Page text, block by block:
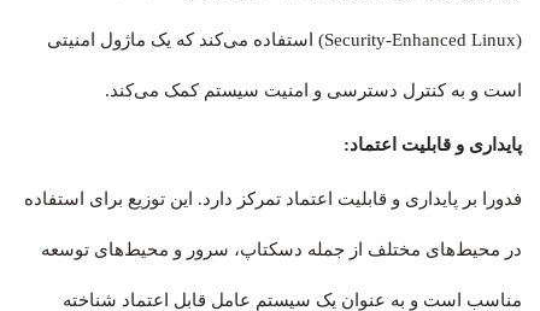
(Security-Enhanced Linux) استفاده می‌کند که یک ماژول امنیتی
است و به کنترل دسترسی و امنیت سیستم کمک می‌کند.
پایداری و قابلیت اعتماد:
فدورا بر پایداری و قابلیت اعتماد تمرکز دارد. این توزیع برای استفاده
در محیط‌های مختلف از جمله دسکتاپ، سرور و محیط‌های توسعه
مناسب است و به عنوان یک سیستم عامل قابل اعتماد شناخته